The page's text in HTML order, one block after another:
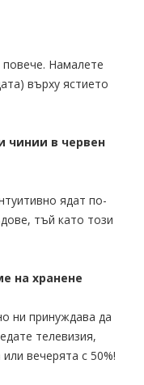
Намалете
върху ястието
чинии в червен
ядат по-
тъй като този
на хранене
ни принуждава да
телевизия,
вечерята с 50%!